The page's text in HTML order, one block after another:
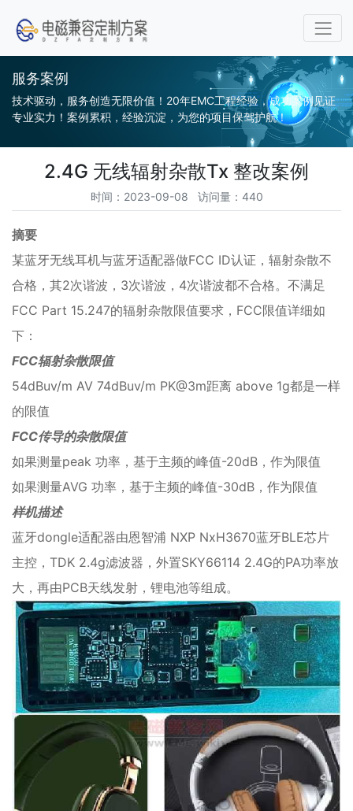
服务案例
技术驱动，服务创造无限价值！20年EMC工程经验，成功案例见证
专业实力！案例累积，经验沉淀，为您的项目保驾护航！
2.4G 无线辐射杂散Tx 整改案例
时间：2023-09-08 访问量：440
摘要
某蓝牙无线耳机与蓝牙适配器做FCC ID认证，辐射杂散不
合格，其2次谐波，3次谐波，4次谐波都不合格。不满足
FCC Part 15.247的辐射杂散限值要求，FCC限值详细如
下：
FCC辐射杂散限值
54dBuv/m AV 74dBuv/m PK@3m距离 above 1g都是一样
的限值
FCC传导的杂散限值
如果测量peak 功率，基于主频的峰值-20dB，作为限值
如果测量AVG 功率，基于主频的峰值-30dB，作为限值
样机描述
蓝牙dongle适配器由恩智浦 NXP NxH3670蓝牙BLE芯片
主控，TDK 2.4g滤波器，外置SKY66114 2.4G的PA功率放
大，再由PCB天线发射，锂电池等组成。